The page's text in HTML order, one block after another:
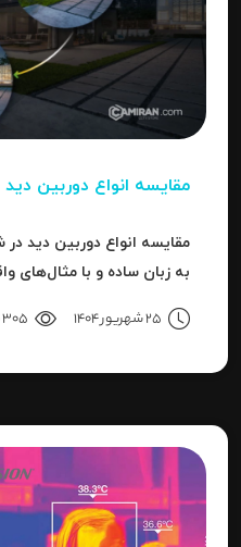
مقایسه انواع دوربین
مقایسه انواع دوربین دید
به زبان ساده و با مثال‌های
25 شهریور 1404 305 بازدید